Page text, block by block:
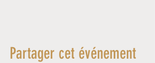
Partager cet événement